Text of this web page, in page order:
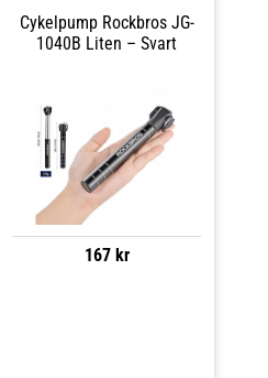
Cykelpump Rockbros JG-
1040B Liten – Svart
167 kr